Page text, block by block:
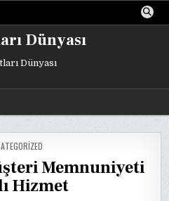
Dünyası
Dünyası
Memnuniyeti
Hizmet